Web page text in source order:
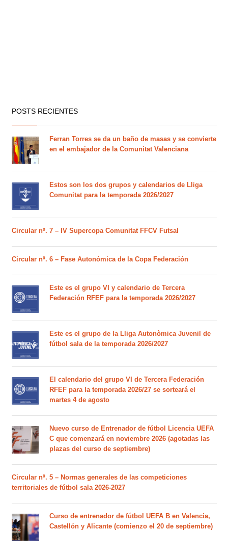
POSTS RECIENTES
Ferran Torres se da un baño de masas y se convierte
en el embajador de la Comunitat Valenciana
Estos son los dos grupos y calendarios de Lliga
Comunitat para la temporada 2026/2027
Circular nº. 7 – IV Supercopa Comunitat FFCV Futsal
Circular nº. 6 – Fase Autonómica de la Copa Federación
Este es el grupo VI y calendario de Tercera
Federación RFEF para la temporada 2026/2027
Este es el grupo de la Lliga Autonòmica Juvenil de
fútbol sala de la temporada 2026/2027
El calendario del grupo VI de Tercera Federación
RFEF para la temporada 2026/27 se sorteará el
martes 4 de agosto
Nuevo curso de Entrenador de fútbol Licencia UEFA
C que comenzará en noviembre 2026 (agotadas las
plazas del curso de septiembre)
Circular nº. 5 – Normas generales de las competiciones
territoriales de fútbol sala 2026-2027
Curso de entrenador de fútbol UEFA B en Valencia,
Castellón y Alicante (comienzo el 20 de septiembre)